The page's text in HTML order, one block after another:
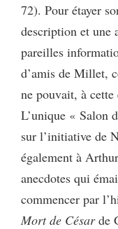
72). Pour étayer
description et une
pareilles
d’amis de Millet,
ne pouvait, à
L’unique « Salon
sur l’initiative de
également à
anecdotes qui
commencer par
Mort de Césarde